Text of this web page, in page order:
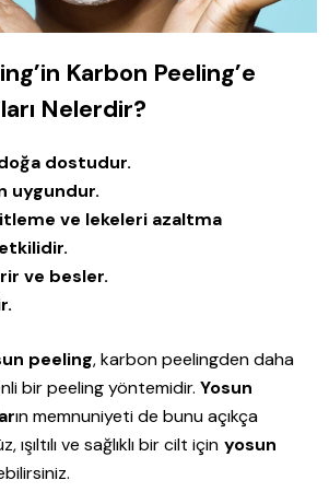
Karbon Peeling’e
Nelerdir?
dostudur.
uygundur.
ve lekeleri azaltma
ve besler.
peeling, karbon peelingden daha
bir peeling yöntemidir.Yosun
ın memnuniyeti de bunu açıkça
ve sağlıklı bir cilt için yosun